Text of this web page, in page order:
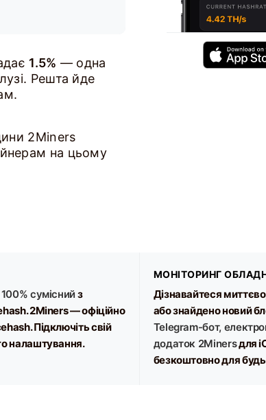
1.5% — одна
Решта йде
2Miners
на цьому
100% сумісний з
2Miners — офіційно
Підключіть свій
налаштування.
МОНІТОРИНГ
Дізнавайтеся
або знайдено новий
Telegram-бот,
додаток 2Minersдля
безкоштовно для